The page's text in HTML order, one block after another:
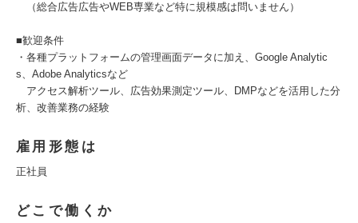
（総合広告広告やWEB専業など特に規模感は問いません）
■歓迎条件
・各種プラットフォームの管理画面データに加え、Google Analytic
s、Adobe Analyticsなど
アクセス解析ツール、広告効果測定ツール、DMPなどを活用した分
析、改善業務の経験
雇用形態は
正社員
どこで働くか